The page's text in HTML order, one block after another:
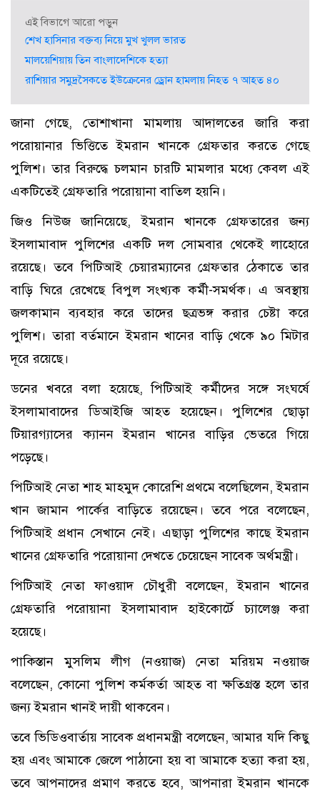
এই বিভাগে আরো পড়ুন
শেখ হাসিনার বক্তব্য নিয়ে মুখ খুলল ভারত
মালয়েশিয়ায় তিন বাংলাদেশিকে হত্যা
রাশিয়ার সমুদ্রসৈকতে ইউক্রেনের ড্রোন হামলায় নিহত ৭ আহত ৪০
জানা গেছে, তোশাখানা মামলায় আদালতের জারি করা
পরোয়ানার ভিত্তিতে ইমরান খানকে গ্রেফতার করতে গেছে
পুলিশ। তার বিরুদ্ধে চলমান চারটি মামলার মধ্যে কেবল এই
একটিতেই গ্রেফতারি পরোয়ানা বাতিল হয়নি।
জিও নিউজ জানিয়েছে, ইমরান খানকে গ্রেফতারের জন্য
ইসলামাবাদ পুলিশের একটি দল সোমবার থেকেই লাহোরে
রয়েছে। তবে পিটিআই চেয়ারম্যানের গ্রেফতার ঠেকাতে তার
বাড়ি ঘিরে রেখেছে বিপুল সংখ্যক কর্মী-সমর্থক। এ অবস্থায়
জলকামান ব্যবহার করে তাদের ছত্রভঙ্গ করার চেষ্টা করে
পুলিশ। তারা বর্তমানে ইমরান খানের বাড়ি থেকে ৯০ মিটার
দূরে রয়েছে।
ডনের খবরে বলা হয়েছে, পিটিআই কর্মীদের সঙ্গে সংঘর্ষে
ইসলামাবাদের ডিআইজি আহত হয়েছেন। পুলিশের ছোড়া
টিয়ারগ্যাসের ক্যানন ইমরান খানের বাড়ির ভেতরে গিয়ে
পড়েছে।
পিটিআই নেতা শাহ মাহমুদ কোরেশি প্রথমে বলেছিলেন, ইমরান
খান জামান পার্কের বাড়িতে রয়েছেন। তবে পরে বলেছেন,
পিটিআই প্রধান সেখানে নেই। এছাড়া পুলিশের কাছে ইমরান
খানের গ্রেফতারি পরোয়ানা দেখতে চেয়েছেন সাবেক অর্থমন্ত্রী।
পিটিআই নেতা ফাওয়াদ চৌধুরী বলেছেন, ইমরান খানের
গ্রেফতারি পরোয়ানা ইসলামাবাদ হাইকোর্টে চ্যালেঞ্জ করা
হয়েছে।
পাকিস্তান মুসলিম লীগ (নওয়াজ) নেতা মরিয়ম নওয়াজ
বলেছেন, কোনো পুলিশ কর্মকর্তা আহত বা ক্ষতিগ্রস্ত হলে তার
জন্য ইমরান খানই দায়ী থাকবেন।
তবে ভিডিওবার্তায় সাবেক প্রধানমন্ত্রী বলেছেন, আমার যদি কিছু
হয় এবং আমাকে জেলে পাঠানো হয় বা আমাকে হত্যা করা হয়,
তবে আপনাদের প্রমাণ করতে হবে, আপনারা ইমরান খানকে